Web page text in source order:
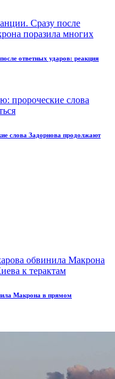
ответных ударов: реакция
слова Задорнова продолжают
Макрона в прямом